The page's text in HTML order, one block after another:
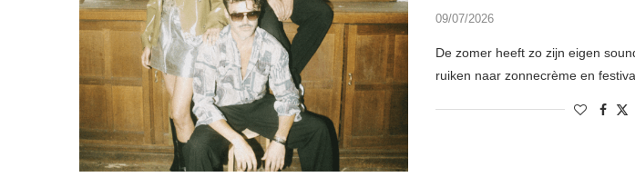
09/07/2026
De zomer heeft zo zijn eigen
ruiken naar zonnecrème en